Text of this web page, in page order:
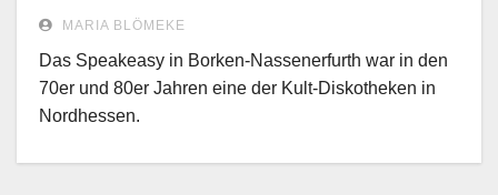
MARIA BLÖMEKE
Das Speakeasy in Borken-Nassenerfurth war in den
70er und 80er Jahren eine der Kult-Diskotheken in
Nordhessen.